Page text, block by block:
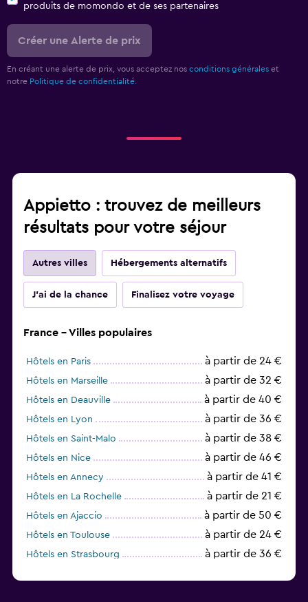
produits de momondo et de ses partenaires
Créer une Alerte de prix
En créant une alerte de prix, vous acceptez nos conditions générales et
notre Politique de confidentialité.
Appietto : trouvez de meilleurs
résultats pour votre séjour
Autres villes Hébergements alternatifs
J'ai de la chance Finalisez votre voyage
France - Villes populaires
Hôtels en Paris à partir de 24 €
Hôtels en Marseille à partir de 32 €
Hôtels en Deauville à partir de 40 €
Hôtels en Lyon à partir de 36 €
Hôtels en Saint-Malo à partir de 38 €
Hôtels en Nice à partir de 46 €
Hôtels en Annecy à partir de 41 €
Hôtels en La Rochelle à partir de 21 €
Hôtels en Ajaccio à partir de 50 €
Hôtels en Toulouse à partir de 24 €
Hôtels en Strasbourg à partir de 36 €